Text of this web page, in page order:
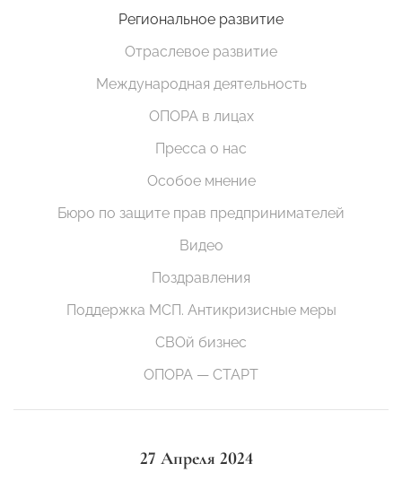
Региональное развитие
Отраслевое развитие
Международная деятельность
ОПОРА в лицах
Пресса о нас
Особое мнение
Бюро по защите прав предпринимателей
Видео
Поздравления
Поддержка МСП. Антикризисные меры
СВОй бизнес
ОПОРА — СТАРТ
27 Апреля 2024